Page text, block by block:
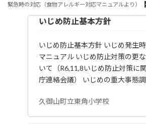
緊急時の対応（食物アレルギー対応マニュアルより）
いじめ防止基本方針
いじめ防止基本方針 いじめ発生
マニュアル いじめ防止対策の更
いて（R6,11,8いじめ防止対策に
庁連絡会議） いじめの重大事態
久御山町立東角小学校